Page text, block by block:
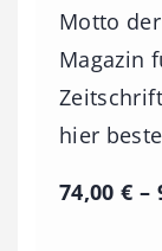
Motto
Magazin
hier
74,00€ –